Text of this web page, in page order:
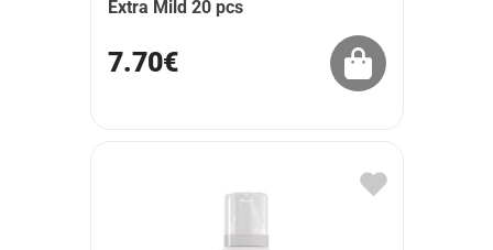
Extra Mild 20 pcs
7.70€